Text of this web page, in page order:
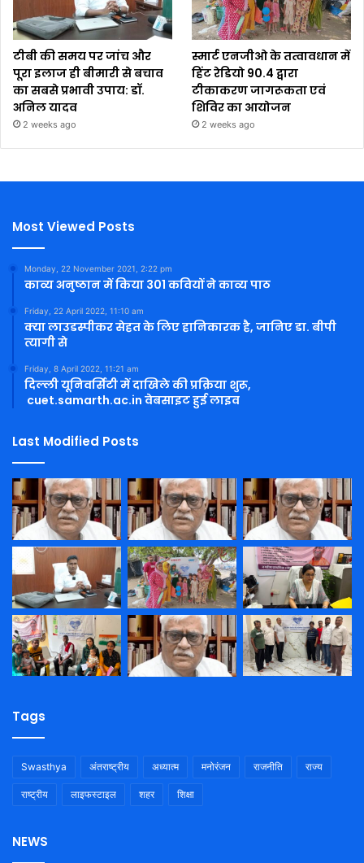
टीबी की समय पर जांच और
पूरा इलाज ही बीमारी से बचाव
का सबसे प्रभावी उपाय: डॉ.
अनिल यादव
2 weeks ago
स्मार्ट एनजीओ के तत्वावधान में
हिंट रेडियो 90.4 द्वारा
टीकाकरण जागरूकता एवं
शिविर का आयोजन
2 weeks ago
Most Viewed Posts
Monday, 22 November 2021, 2:22 pm
काव्य अनुष्ठान में किया 301 कवियों ने काव्य पाठ
Friday, 22 April 2022, 11:10 am
क्या लाउडस्पीकर सेहत के लिए हानिकारक है, जानिए डा. बीपी
त्यागी से
Friday, 8 April 2022, 11:21 am
दिल्ली यूनिवर्सिटी में दाखिले की प्रक्रिया शुरू,
cuet.samarth.ac.in वेबसाइट हुई लाइव
Last Modified Posts
Tags
Swasthya अंतराष्ट्रीय अध्यात्म मनोरंजन राजनीति राज्य
राष्ट्रीय लाइफस्टाइल शहर शिक्षा
NEWS